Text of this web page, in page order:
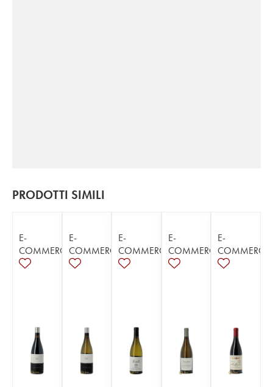
PRODOTTI SIMILI
E-
COMMERCE
E-
COMMERCE
E-
COMMERCE
E-
COMMERCE
E-
COMMERCE